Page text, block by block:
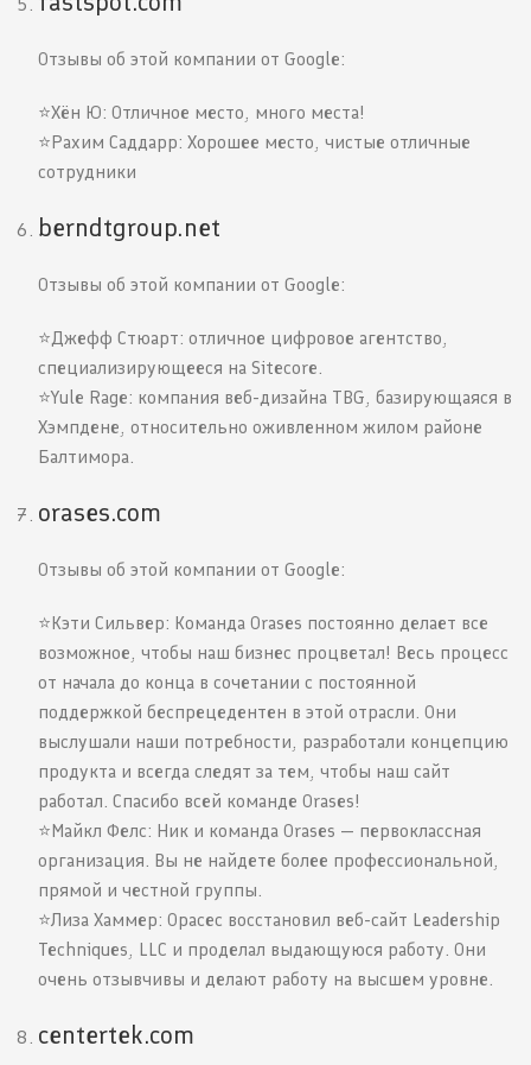
Отзывы об этой компании от Google:
⭐️Хён Ю: Отличное место, много места!
⭐️Рахим Саддарр: Хорошее место, чистые отличные
сотрудники
berndtgroup.net
Отзывы об этой компании от Google:
⭐️Джефф Стюарт: отличное цифровое агентство,
специализирующееся на Sitecore.
⭐️Yule Rage: компания веб-дизайна TBG, базирующаяся в
Хэмпдене, относительно оживленном жилом районе
Балтимора.
orases.com
Отзывы об этой компании от Google:
⭐️Кэти Сильвер: Команда Orases постоянно делает все
возможное, чтобы наш бизнес процветал! Весь процесс
от начала до конца в сочетании с постоянной
поддержкой беспрецедентен в этой отрасли. Они
выслушали наши потребности, разработали концепцию
продукта и всегда следят за тем, чтобы наш сайт
работал. Спасибо всей команде Orases!
⭐️Майкл Фелс: Ник и команда Orases — первоклассная
организация. Вы не найдете более профессиональной,
прямой и честной группы.
⭐️Лиза Хаммер: Орасес восстановил веб-сайт Leadership
Techniques, LLC и проделал выдающуюся работу. Они
очень отзывчивы и делают работу на высшем уровне.
centertek.com